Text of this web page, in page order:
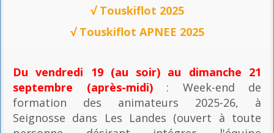
√ Touskiflot 2025
√ Touskiflot APNEE 2025
Du vendredi 19 (au soir) au dimanche 21
septembre (après-midi): Week-end de
formation des animateurs 2025-26, à
Seignosse dans Les Landes (ouvert à toute